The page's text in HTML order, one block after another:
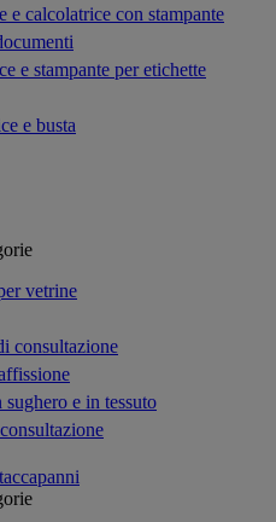
e calcolatrice con stampante
e stampante per etichette
e busta
vetrine
consultazione
e in tessuto